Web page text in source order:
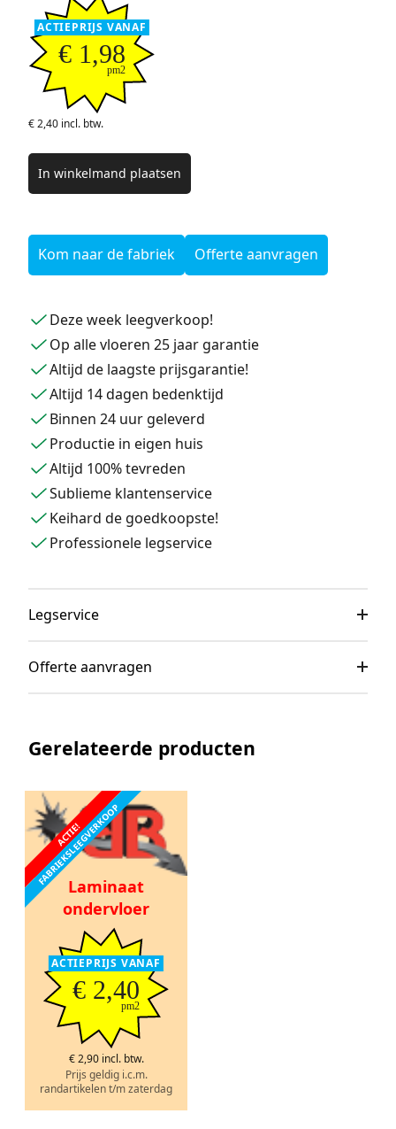
ACTIEPRIJS VANAF
€ 1,98
pm2
€ 2,40 incl. btw.
In winkelmand plaatsen
Kom naar de fabriek Offerte aanvragen
Deze week leegverkoop!
Op alle vloeren 25 jaar garantie
Altijd de laagste prijsgarantie!
Altijd 14 dagen bedenktijd
Binnen 24 uur geleverd
Productie in eigen huis
Altijd 100% tevreden
Sublieme klantenservice
Keihard de goedkoopste!
Professionele legservice
Legservice
Offerte aanvragen
Gerelateerde producten
ACTIE!
FABRIEKSLEEGVERKOOP
Laminaat
ondervloer
ACTIEPRIJS VANAF
€ 2,40
pm2
€ 2,90 incl. btw.
Prijs geldig i.c.m.
randartikelen t/m zaterdag